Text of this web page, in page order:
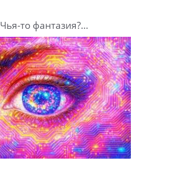
Чья-то фантазия?...